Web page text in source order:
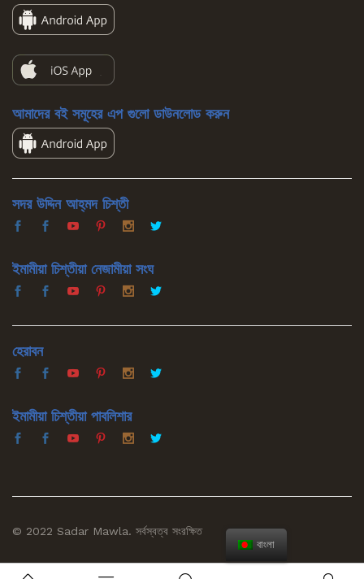
আমাদের বই সমূহের এপ গুলো ডাউনলোড করুন
সদর উদ্দিন আহ্‌মদ চিশ্‌তী
ইমামীয়া চিশ্‌তীয়া নেজামীয়া সংঘ
হেরাবন
ইমামীয়া চিশ্‌তীয়া পাবলিশার
© 2022 Sadar Mawla. সর্বস্বত্ব সংরক্ষিত
বাংলা